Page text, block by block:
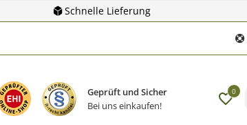
Schnelle Lieferung
Geprüft und Sicher
Bei uns einkaufen!
0